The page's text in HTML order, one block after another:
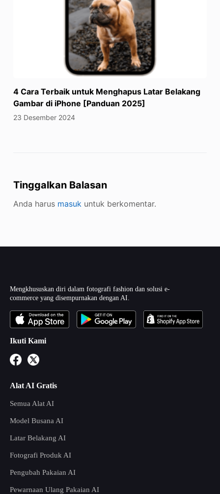
4 Cara Terbaik untuk Menghapus Latar Belakang
Gambar di iPhone [Panduan 2025]
23 Desember 2024
Tinggalkan Balasan
Anda harus masuk untuk berkomentar.
Mengkhususkan diri dalam fotografi fashion dan solusi e-
commerce yang disempurnakan dengan AI.
Ikuti Kami
Alat AI Gratis
Semua Alat AI
Model Busana AI
Latar Belakang AI
Fotografi Produk AI
Pengubah Pakaian AI
Pewarnaan Ulang Pakaian AI